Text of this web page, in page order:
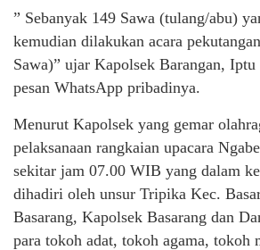
” Sebanyak 149 Sawa (tulang/abu)
kemudian dilakukan acara
Sawa)” ujar Kapolsek Barangan,
pesan WhatsApp pribadinya.
Menurut Kapolsek yang gemar
pelaksanaan rangkaian upacara
sekitar jam 07.00 WIB yang dalam
dihadiri oleh unsur Tripika Kec.
Basarang, Kapolsek Basarang dan
para tokoh adat, tokoh agama, tokoh